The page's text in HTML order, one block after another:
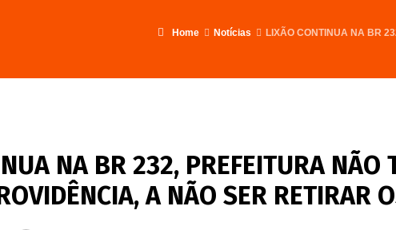
Home Notícias LIXÃO CONTINUA NA BR
NA BR 232, PREFEITURA NÃO
A NÃO SER RETIRAR